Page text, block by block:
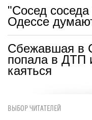
"Сосед
Одессе
Сбежавшая
попала в ДТП
каяться
ВЫБОР ЧИТАТЕЛЕЙ